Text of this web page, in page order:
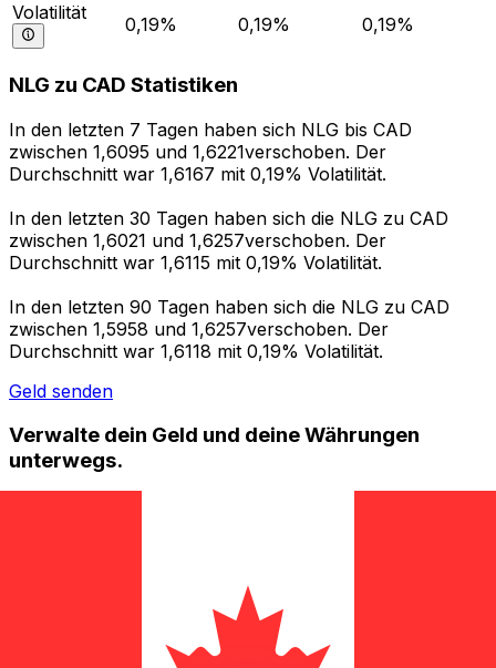
Volatilität
0,19% 0,19% 0,19%
NLG zu CAD Statistiken
In den letzten 7 Tagen haben sich NLG bis CAD
zwischen 1,6095 und 1,6221verschoben. Der
Durchschnitt war 1,6167 mit 0,19% Volatilität.
In den letzten 30 Tagen haben sich die NLG zu CAD
zwischen 1,6021 und 1,6257verschoben. Der
Durchschnitt war 1,6115 mit 0,19% Volatilität.
In den letzten 90 Tagen haben sich die NLG zu CAD
zwischen 1,5958 und 1,6257verschoben. Der
Durchschnitt war 1,6118 mit 0,19% Volatilität.
Geld senden
Verwalte dein Geld und deine Währungen
unterwegs.
Gebühren. Heute herunterladen!